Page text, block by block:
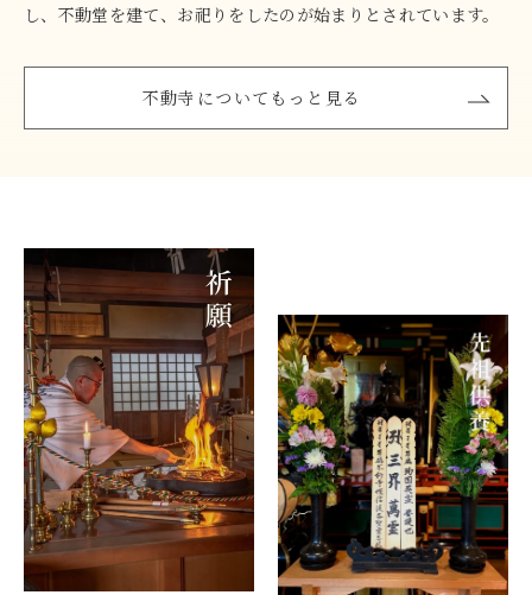
し、不動堂を建て、お祀りをしたのが始まりとされています。
不動寺についてもっと見る